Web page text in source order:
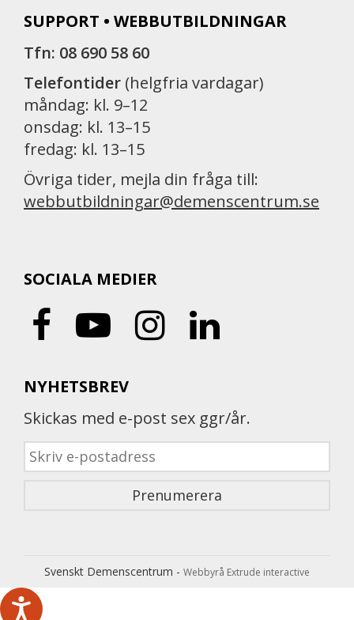
SUPPORT • WEBBUTBILDNINGAR
Tfn: 08 690 58 60
Telefontider (helgfria vardagar)
måndag: kl. 9–12
onsdag: kl. 13–15
fredag: kl. 13–15
Övriga tider, mejla din fråga till:
webbutbildningar@demenscentrum.se
SOCIALA MEDIER
NYHETSBREV
Skickas med e-post sex ggr/år.
Svenskt Demenscentrum - Webbyrå Extrude interactive